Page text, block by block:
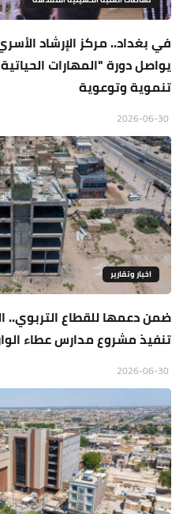
في بغداد.. مركز الإرشاد
يواصل دورة "المهارات
تنموية وتوعوية
اخبار وتقارير
ضمن دعمها للقطاع التربوي..
تنفيذ مشروع مدارس عطاء